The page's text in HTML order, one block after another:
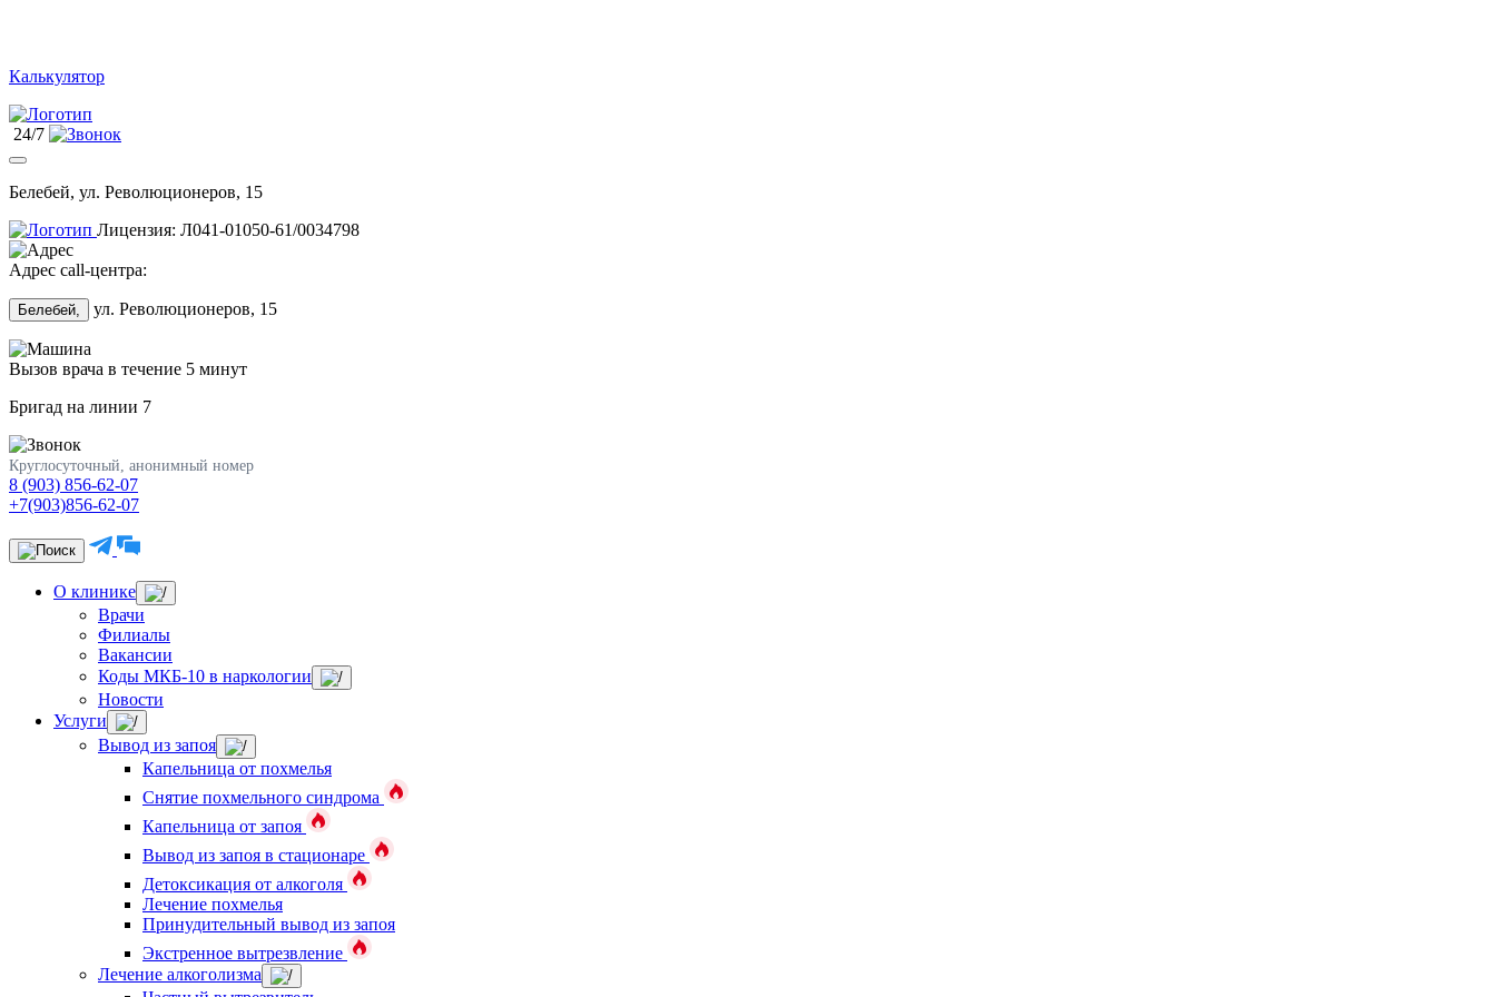
Калькулятор
24/7
Белебей, ул. Революционеров, 15
Лицензия: Л041-01050-61/0034798
Адрес call-центра:
Белебей, ул. Революционеров, 15
Вызов врача в течение 5 минут
Бригад на линии 7
Круглосуточный, анонимный номер
8 (903) 856-62-07
+7(903)856-62-07
О клинике
Врачи
Филиалы
Вакансии
Коды МКБ-10 в наркологии
Новости
Услуги
Вывод из запоя
Капельница от похмелья
Снятие похмельного синдрома
Капельница от запоя
Вывод из запоя в стационаре
Детоксикация от алкоголя
Лечение похмелья
Принудительный вывод из запоя
Экстренное вытрезвление
Лечение алкоголизма